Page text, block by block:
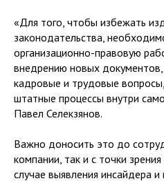
«Для того, чтобы избежать
законодательства,
организационно-правовую
внедрению новых документов,
кадровые и трудовые
штатные процессы внутри
Павел Селекзянов.
Важно доносить это до
компании, так и с точки
случае выявления инсайдера